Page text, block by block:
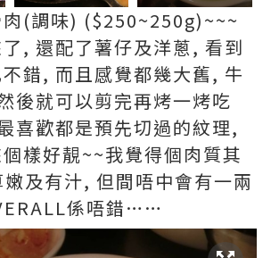
肉(調味) ($250~250g)~~~
, 還配了薯仔及洋蔥, 看到
錯, 而且感覺都幾大舊, 牛
後就可以剪完再烤一烤吃
喜歡都是預先切過的紋理,
樣好靚~~我覺得個肉質其
及有汁, 但間唔中會有一兩
係唔錯……